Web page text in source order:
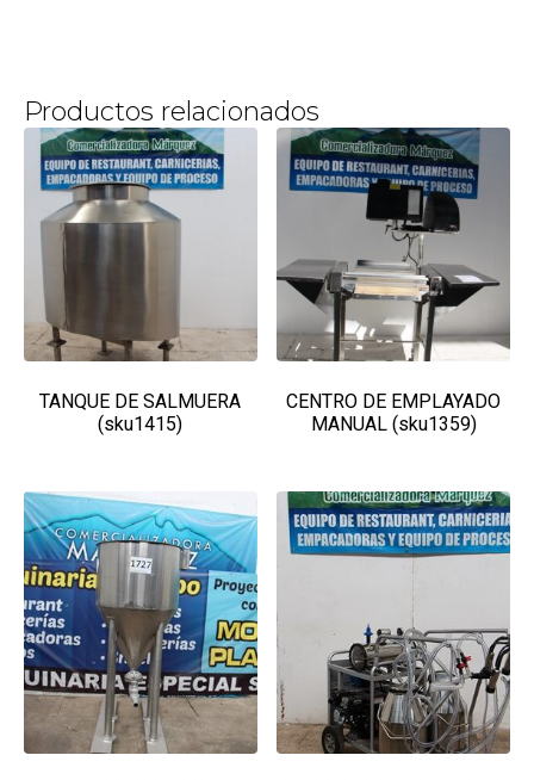
Productos relacionados
TANQUE DE SALMUERA
(sku1415)
CENTRO DE EMPLAYADO
MANUAL (sku1359)